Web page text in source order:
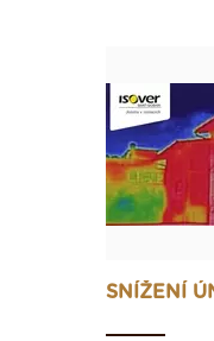
která v trubce
vlhkosti.
Pro zábranu
tepelnou izolaci a
pojistnáSNÍŽENÍ